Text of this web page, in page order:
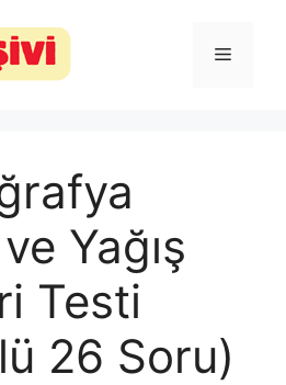
Menü
Yağış
Testi
26 Soru)